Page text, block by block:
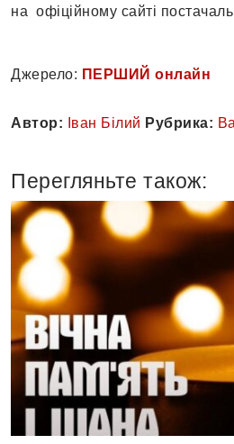
на офіційному сайті
Джерело: ПЕРШИЙ онлайн
Автор: Іван Білий Рубрика:
Перегляньте також: